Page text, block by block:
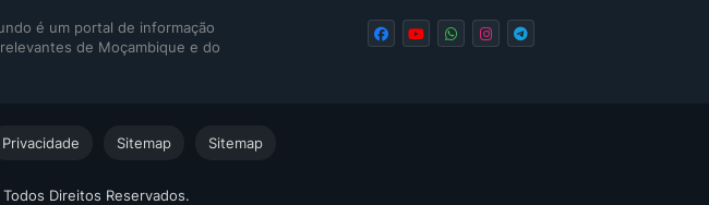
é um portal de informação
de Moçambique e do
Direitos Reservados.
Privacidade Sitemap Sitemap